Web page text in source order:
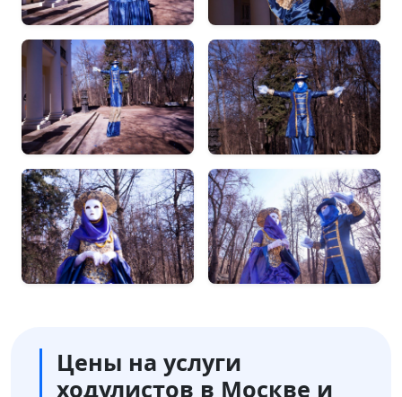
Цены на услуги
ходулистов в Москве и